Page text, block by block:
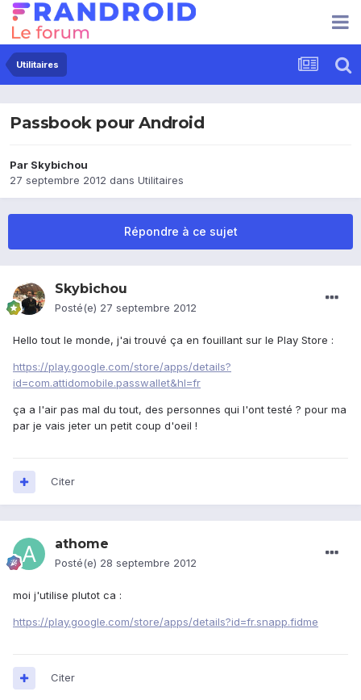
Utilitaires
Passbook pour Android
Par Skybichou
27 septembre 2012 dans Utilitaires
Répondre à ce sujet
Skybichou
Posté(e) 27 septembre 2012
Hello tout le monde, j'ai trouvé ça en fouillant sur le Play Store :
https://play.google.com/store/apps/details?
id=com.attidomobile.passwallet&hl=fr
ça a l'air pas mal du tout, des personnes qui l'ont testé ? pour ma
par je vais jeter un petit coup d'oeil !
Citer
athome
Posté(e) 28 septembre 2012
moi j'utilise plutot ca :
https://play.google.com/store/apps/details?id=fr.snapp.fidme
Citer